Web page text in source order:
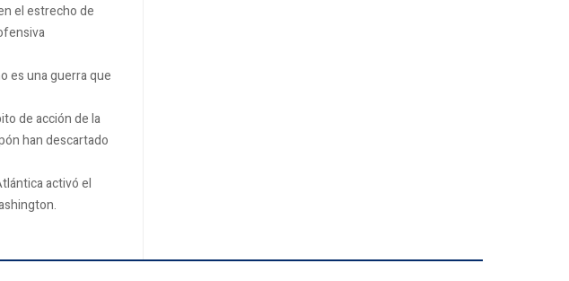
el estrecho de
es una guerra que
de acción de la
han descartado
activó el